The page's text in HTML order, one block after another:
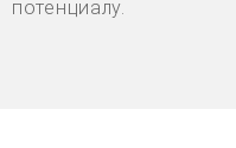
потенциалу.